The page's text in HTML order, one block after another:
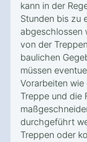
kann in der
Stunden bis zu
abgeschlossen
von der
baulichen
müssen
Vorarbeiten wie
Treppe und die
durchgeführt
Treppen oder